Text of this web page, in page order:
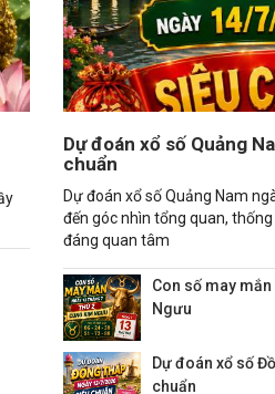
Dự đoán xổ số Quảng
chuẩn
Dự đoán xổ số Quảng Nam
đến góc nhìn tổng quan,
đáng quan tâm
Con số may
Ngưu
Dự đoán xổ số
chuẩn